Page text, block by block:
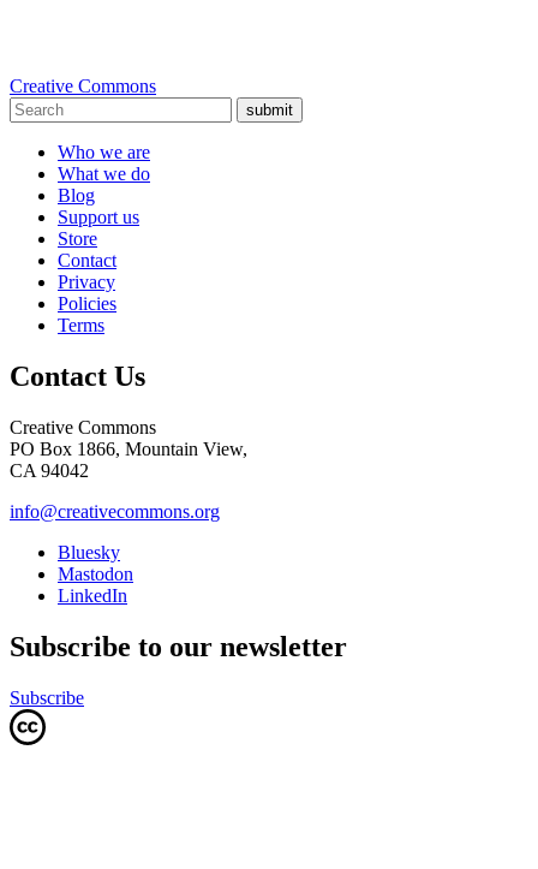
Creative Commons
submit
Who we are
What we do
Blog
Support us
Store
Contact
Privacy
Policies
Terms
Contact Us
Creative Commons
PO Box 1866, Mountain View,
CA 94042
info@creativecommons.org
Bluesky
Mastodon
LinkedIn
Subscribe to our newsletter
Subscribe